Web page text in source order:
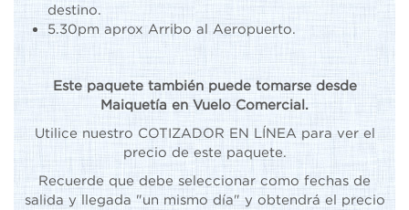
destino.
5.30pm aprox Arribo al Aeropuerto.
Este paquete también puede tomarse desde
Maiquetía en Vuelo Comercial.
Utilice nuestro COTIZADOR EN LÍNEA para ver el
precio de este paquete.
Recuerde que debe seleccionar como fechas de
salida y llegada "un mismo día" y obtendrá el precio